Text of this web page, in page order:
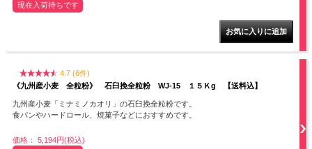
現在入荷待ちです
4.7 (6件)
《九州産小麦 全粒粉》 石臼挽全粒粉 WJ-15 １５Ｋg 【送料込】
九州産小麦「ミナミノカオリ」の石臼挽全粒粉です。
食パンやハードロール、焼菓子などにおすすめです。
価格： 5,194円(税込)